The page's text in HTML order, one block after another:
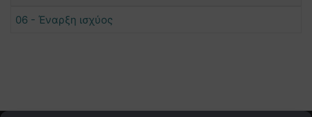
06 - Έναρξη ισχύος